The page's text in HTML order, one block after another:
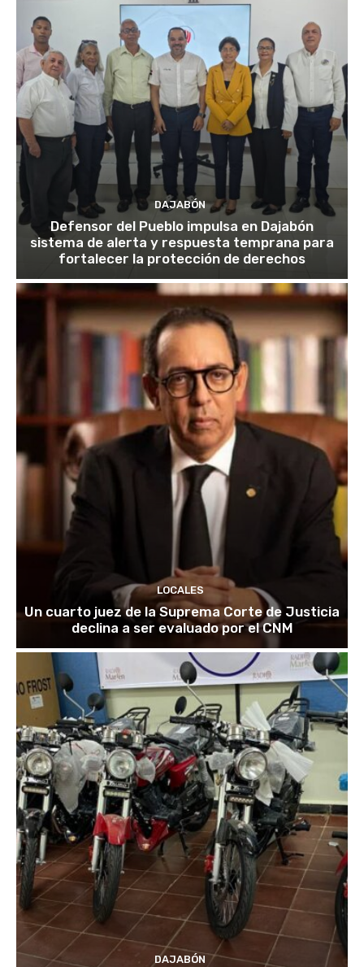
DAJABÓN
Defensor del Pueblo impulsa en Dajabón
sistema de alerta y respuesta temprana para
fortalecer la protección de derechos
LOCALES
Un cuarto juez de la Suprema Corte de Justicia
declina a ser evaluado por el CNM
DAJABÓN